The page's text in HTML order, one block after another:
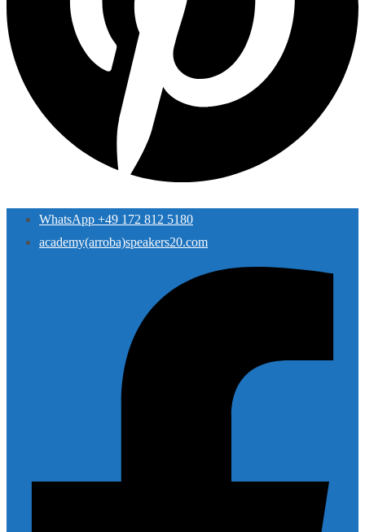
WhatsApp +49 172 812 5180
academy(arroba)speakers20.com